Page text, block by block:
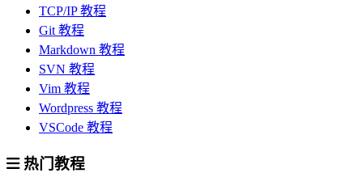
TCP/IP 教程
Git 教程
Markdown 教程
SVN 教程
Vim 教程
Wordpress 教程
VSCode 教程
热门教程